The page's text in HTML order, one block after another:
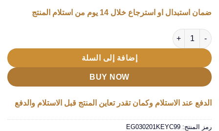
ضمان استبدال او استرجاع خلال 14 يوم من استلام المنتج
كمية كشاف Keychain يعمل بالشحن
إضافة إلى السلة
BUY NOW
الدفع عند الاستلام وكمان تقدر تعاين المنتج قبل الاستلام والدفع
رمز المنتج: EG030201KEYC99